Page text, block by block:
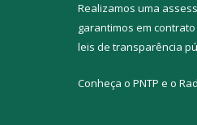
Realizamos uma
garantimos em
leis de transparência
Conheça o PNTP e o